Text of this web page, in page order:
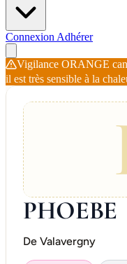
Connexion Adhérer
Vigilance ORANGE
il est très sensible à la
PHOEBE
De Valavergny